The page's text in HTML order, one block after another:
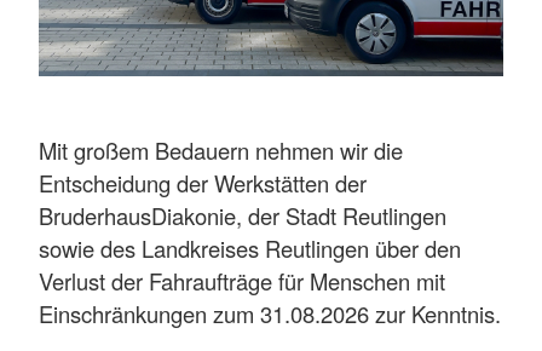
Mit großem Bedauern nehmen wir die
Entscheidung der Werkstätten der
BruderhausDiakonie, der Stadt Reutlingen
sowie des Landkreises Reutlingen über den
Verlust der Fahraufträge für Menschen mit
Einschränkungen zum 31.08.2026 zur Kenntnis.